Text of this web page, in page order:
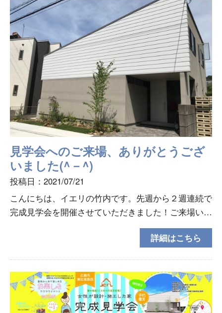
見学会へのご来場、ありがとうござ
いました(^－^)
投稿日：2021/07/21
こんにちは、イエリの竹内です。先週から２週連続で
完成見学会を開催させていただきました！ご来場いた
だきました皆様ありがとうございました。女性建築士
がつくる家事ラク&収納たっぷりなお家はいかがでし
詳細はこちら